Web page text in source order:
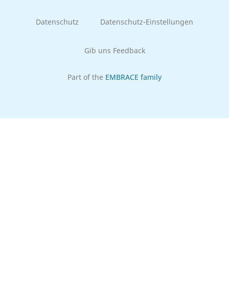
Datenschutz Datenschutz-Einstellungen
Gib uns Feedback
Part of the EMBRACE family